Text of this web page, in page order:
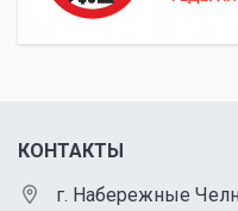
КОНТАКТЫ
г. Набережные